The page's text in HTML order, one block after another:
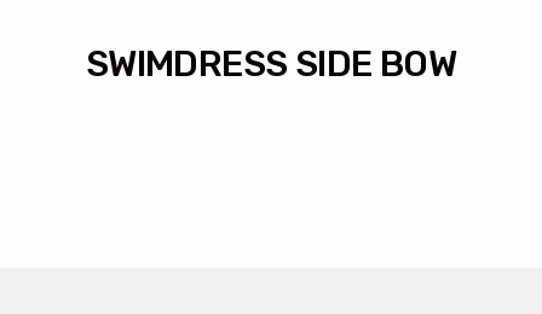
SWIMDRESS SIDE BOW